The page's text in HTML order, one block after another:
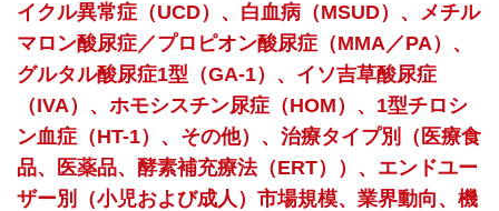
イクル異常症（UCD）、白血病（MSUD）、メチル
マロン酸尿症／プロピオン酸尿症（MMA／PA）、
グルタル酸尿症1型（GA-1）、イソ吉草酸尿症
（IVA）、ホモシスチン尿症（HOM）、1型チロシ
ン血症（HT-1）、その他）、治療タイプ別（医療食
品、医薬品、酵素補充療法（ERT））、エンドユー
ザー別（小児および成人）市場規模、業界動向、機